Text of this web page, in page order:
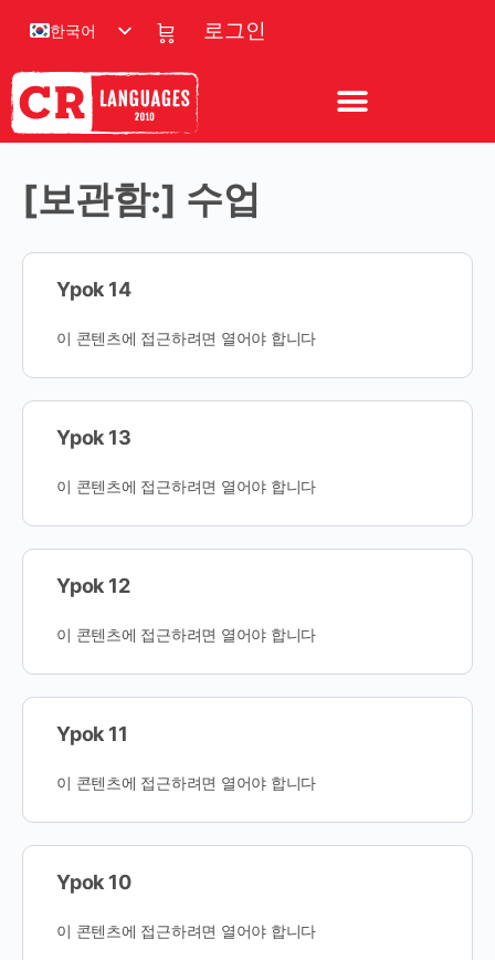
로그인
한국어
[보관함:] 수업
Ypok 14
이 콘텐츠에 접근하려면 열어야 합니다
Ypok 13
이 콘텐츠에 접근하려면 열어야 합니다
Ypok 12
이 콘텐츠에 접근하려면 열어야 합니다
Ypok 11
이 콘텐츠에 접근하려면 열어야 합니다
Ypok 10
이 콘텐츠에 접근하려면 열어야 합니다